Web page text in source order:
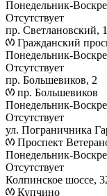
Понедельник-
Отсутствует
пр. Светлановский,
Гражданский
Понедельник-
Отсутствует
пр. Большевиков, 2
пр. Большевиков
Понедельник-
Отсутствует
ул. Пограничника
Проспект
Понедельник-
Отсутствует
Колпинское шоссе,
Купчино